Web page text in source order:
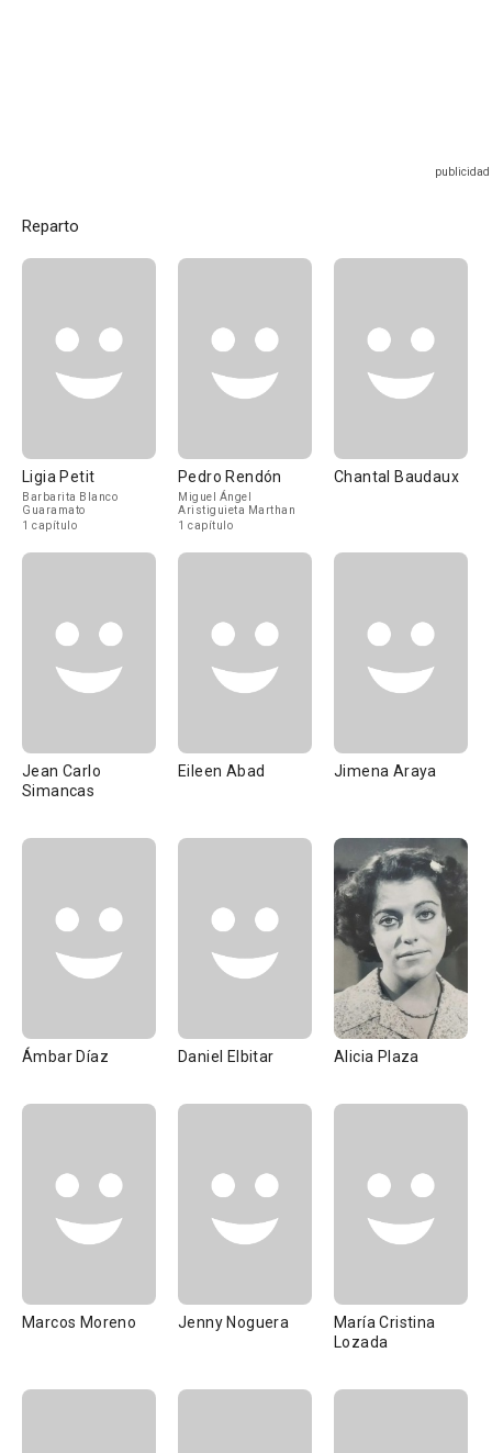
Reparto
Ligia Petit
Barbarita Blanco
Guaramato
1 capítulo
Pedro Rendón
Miguel Ángel
Aristiguieta Marthan
1 capítulo
Chantal Baudaux
Jean Carlo
Simancas
Eileen Abad Jimena Araya
Ámbar Díaz Daniel Elbitar Alicia Plaza
Marcos Moreno Jenny Noguera
María Cristina
Lozada